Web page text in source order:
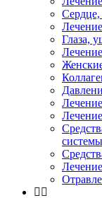
Сердце,
Глаза,
системы